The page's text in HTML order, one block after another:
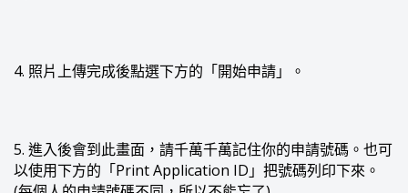
4. 照片上傳完成後點選下方的「開始申請」。
5. 進入後會到此畫面，請千萬千萬記住你的申請號碼。也可
以使用下方的「Print Application ID」把號碼列印下來。